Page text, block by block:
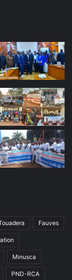
Fauves
Minusca
PND-RCA